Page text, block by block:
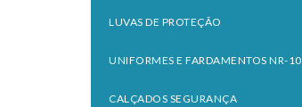
LUVAS DE PROTEÇÃO
UNIFORMES E FARDAMENTOS NR-10
CALÇADOS SEGURANÇA